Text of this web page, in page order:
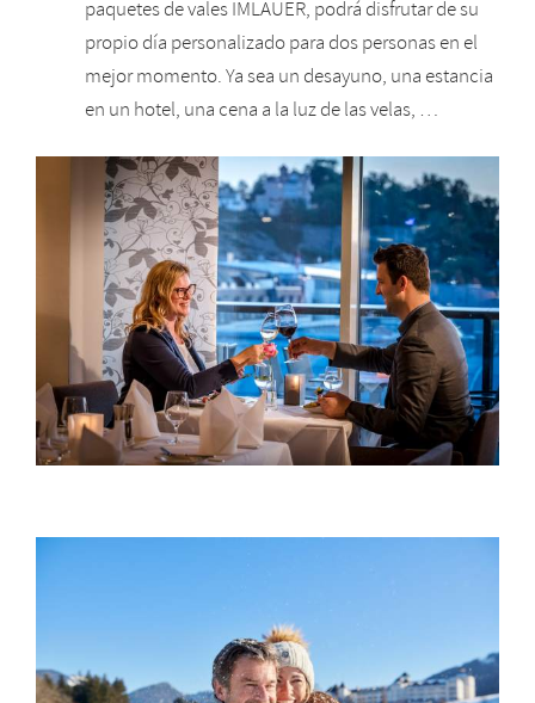
paquetes de vales IMLAUER, podrá disfrutar de su
propio día personalizado para dos personas en el
mejor momento. Ya sea un desayuno, una estancia
en un hotel, una cena a la luz de las velas, …